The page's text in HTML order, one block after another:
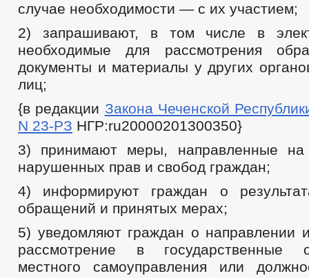
случае необходимости — с их участием;
2) запрашивают, в том числе в
необходимые для рассмотрения
документы и материалы у других
лиц;
{в редакции Закона Чеченской
N 23-РЗ НГР:ru20000201300350}
3) принимают меры, направленные на
нарушенных прав и свобод граждан;
4) информируют граждан о
обращений и принятых мерах;
5) уведомляют граждан о направлении
рассмотрение в государственные
местного самоуправления или